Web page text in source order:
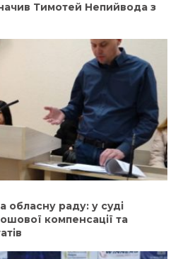
Тимотей Непийвода з
обласну раду: у суді
компенсації та